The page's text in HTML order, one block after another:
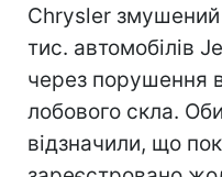
Chrysler змушений
тис. автомобілів
через порушення
лобового скла.
відзначили, що